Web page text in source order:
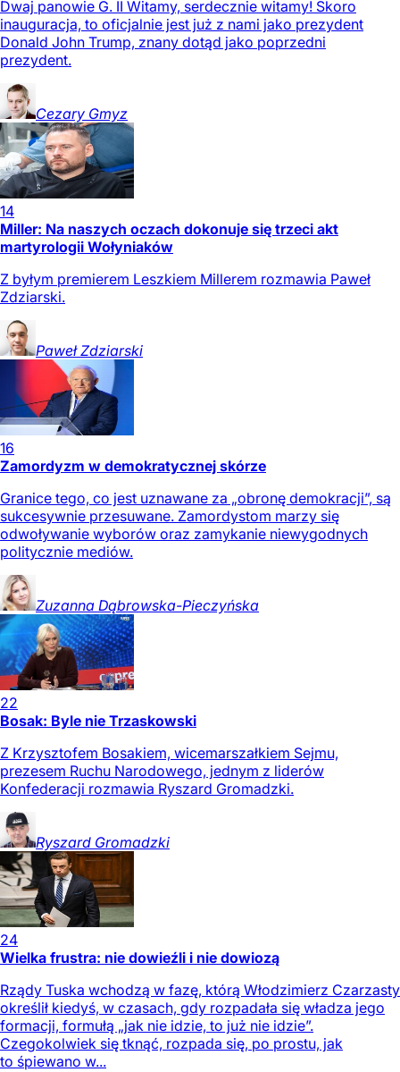
Dwaj panowie G. II Witamy, serdecznie witamy! Skoro
inauguracja, to oficjalnie jest już z nami jako prezydent
Donald John Trump, znany dotąd jako poprzedni
prezydent.
Cezary Gmyz
14
Miller: Na naszych oczach dokonuje się trzeci akt
martyrologii Wołyniaków
Z byłym premierem Leszkiem Millerem rozmawia Paweł
Zdziarski.
Paweł Zdziarski
16
Zamordyzm w demokratycznej skórze
Granice tego, co jest uznawane za „obronę demokracji”, są
sukcesywnie przesuwane. Zamordystom marzy się
odwoływanie wyborów oraz zamykanie niewygodnych
politycznie mediów.
Zuzanna Dąbrowska-Pieczyńska
22
Bosak: Byle nie Trzaskowski
Z Krzysztofem Bosakiem, wicemarszałkiem Sejmu,
prezesem Ruchu Narodowego, jednym z liderów
Konfederacji rozmawia Ryszard Gromadzki.
Ryszard Gromadzki
24
Wielka frustra: nie dowieźli i nie dowiozą
Rządy Tuska wchodzą w fazę, którą Włodzimierz Czarzasty
określił kiedyś, w czasach, gdy rozpadała się władza jego
formacji, formułą „jak nie idzie, to już nie idzie”.
Czegokolwiek się tknąć, rozpada się, po prostu, jak
to śpiewano w...